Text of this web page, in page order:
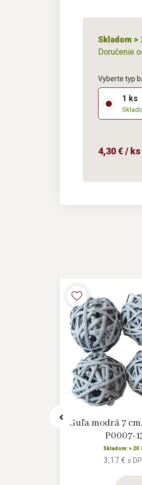
Skladom >
Doručenie
Vyberte typ
1 ks
4,30 € / ks
Guľa modrá 7
P0007-
Skladom: > 20
3,17 € s